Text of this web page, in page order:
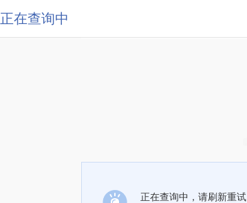
正在查询中
正在查询中，请刷新重试